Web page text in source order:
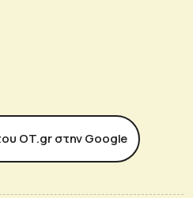
ΟΤ.gr στην Google